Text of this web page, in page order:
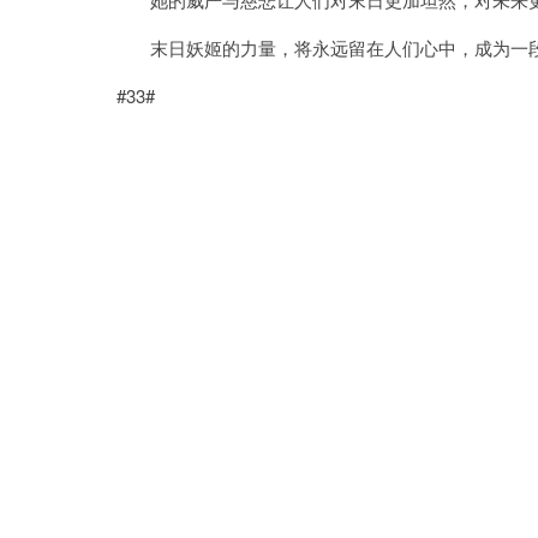
末日妖姬的力量，将永远留在人们心中，成为一
#33#